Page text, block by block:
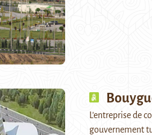
L'entreprise de
gouvernement